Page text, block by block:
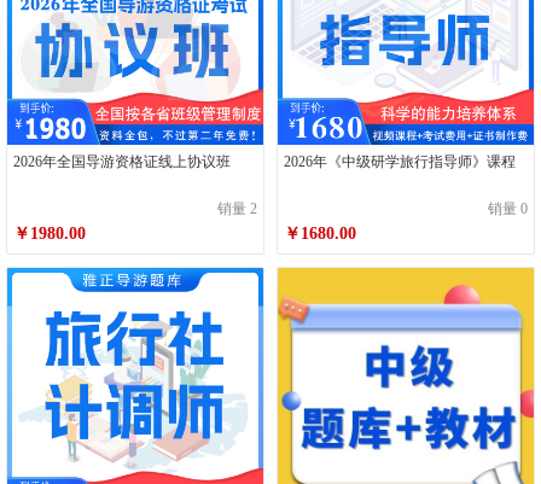
2026年全国导游资格证线上协议班
销量 2
￥1980.00
2026年《中级研学旅行指导师》课程
销量 0
￥1680.00